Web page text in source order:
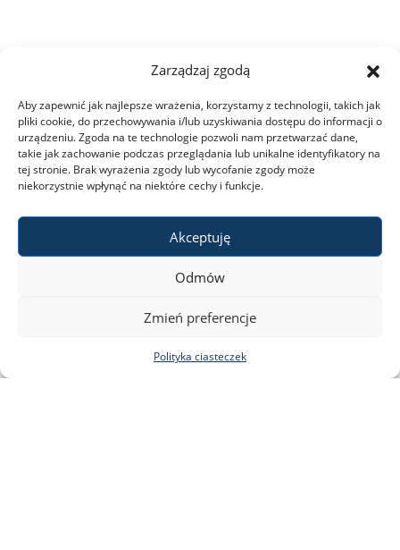
Zarządzaj zgodą
Aby zapewnić jak najlepsze wrażenia, korzystamy z technologii, takich jak
pliki cookie, do przechowywania i/lub uzyskiwania dostępu do informacji o
urządzeniu. Zgoda na te technologie pozwoli nam przetwarzać dane,
takie jak zachowanie podczas przeglądania lub unikalne identyfikatory na
tej stronie. Brak wyrażenia zgody lub wycofanie zgody może
niekorzystnie wpłynąć na niektóre cechy i funkcje.
Akceptuję
Odmów
Zmień preferencje
Polityka ciasteczek